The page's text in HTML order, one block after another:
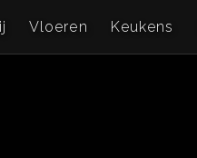
Vloeren Keukens